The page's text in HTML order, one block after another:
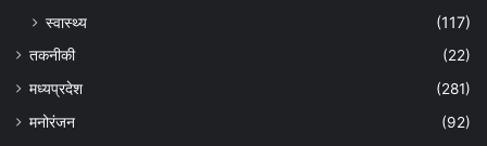
स्वास्थ्य
(117)
तकनीकी
(22)
मध्यप्रदेश
(281)
मनोरंजन
(92)